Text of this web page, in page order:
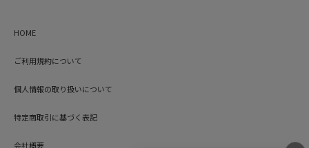
HOME
ご利用規約について
個人情報の取り扱いについて
特定商取引に基づく表記
会社概要